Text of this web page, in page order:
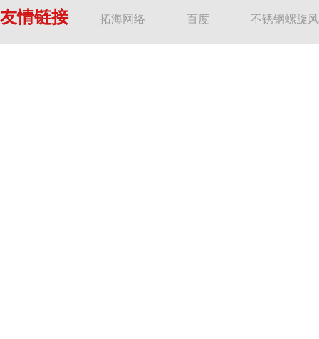
友情链接 拓海网络 百度 不锈钢螺旋